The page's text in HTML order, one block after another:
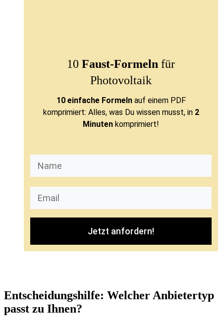
10 Faust-Formeln für
Photovoltaik
10 einfache Formeln auf einem PDF
komprimiert: Alles, was Du wissen musst, in 2
Minuten komprimiert!
Jetzt anfordern!
Entscheidungshilfe: Welcher Anbietertyp
passt zu Ihnen?